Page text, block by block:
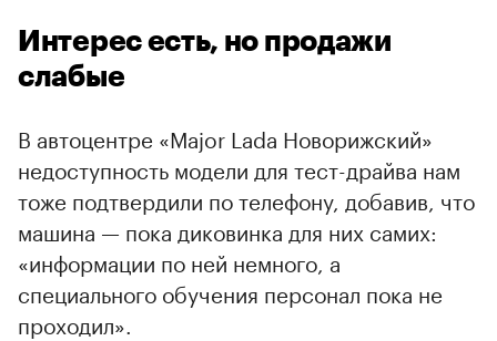
Интерес есть, но продажи
слабые
В автоцентре «Major Lada Новорижский»
недоступность модели для тест-драйва нам
тоже подтвердили по телефону, добавив, что
машина — пока диковинка для них самих:
«информации по ней немного, а
специального обучения персонал пока не
проходил».